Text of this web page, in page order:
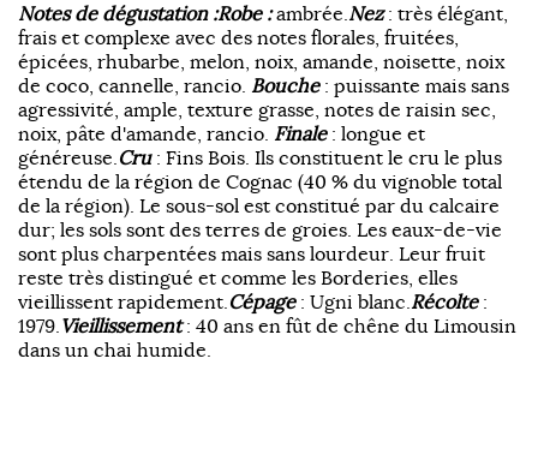
Notes de dégustation :Robe :ambrée.Nez: très élégant,
frais et complexe avec des notes florales, fruitées,
épicées, rhubarbe, melon, noix, amande, noisette, noix
de coco, cannelle, rancio. Bouche: puissante mais sans
agressivité, ample, texture grasse, notes de raisin sec,
noix, pâte d'amande, rancio. Finale: longue et
généreuse.Cru: Fins Bois. Ils constituent le cru le plus
étendu de la région de Cognac (40 % du vignoble total
de la région). Le sous-sol est constitué par du calcaire
dur; les sols sont des terres de groies. Les eaux-de-vie
sont plus charpentées mais sans lourdeur. Leur fruit
reste très distingué et comme les Borderies, elles
vieillissent rapidement.Cépage: Ugni blanc.Récolte:
1979.Vieillissement: 40 ans en fût de chêne du Limousin
dans un chai humide.